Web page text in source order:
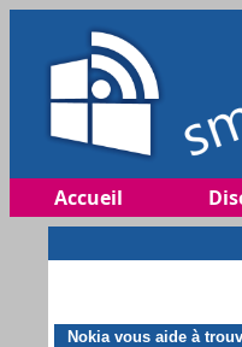
Accueil
Nokia vous aide à